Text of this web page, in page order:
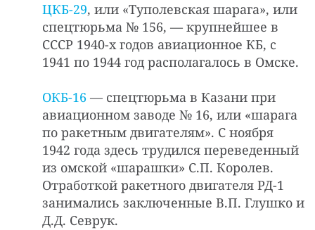
ЦКБ-29, или «Туполевская шарага», или
спецтюрьма № 156, — крупнейшее в
СССР 1940-х годов авиационное КБ, с
1941 по 1944 год располагалось в Омске.
ОКБ-16 — спецтюрьма в Казани при
авиационном заводе № 16, или «шарага
по ракетным двигателям». С ноября
1942 года здесь трудился переведенный
из омской «шарашки» С.П. Королев.
Отработкой ракетного двигателя РД-1
занимались заключенные В.П. Глушко и
Д.Д. Севрук.